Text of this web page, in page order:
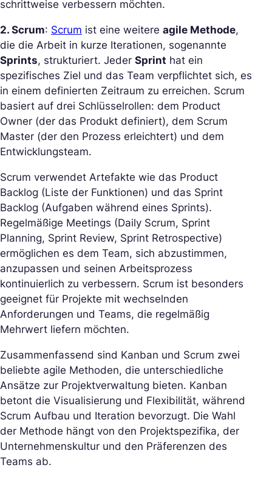
schrittweise verbessern möchten.
2. Scrum: Scrum ist eine weitere agile Methode,
die die Arbeit in kurze Iterationen, sogenannte
Sprints, strukturiert. Jeder Sprint hat ein
spezifisches Ziel und das Team verpflichtet sich, es
in einem definierten Zeitraum zu erreichen. Scrum
basiert auf drei Schlüsselrollen: dem Product
Owner (der das Produkt definiert), dem Scrum
Master (der den Prozess erleichtert) und dem
Entwicklungsteam.
Scrum verwendet Artefakte wie das Product
Backlog (Liste der Funktionen) und das Sprint
Backlog (Aufgaben während eines Sprints).
Regelmäßige Meetings (Daily Scrum, Sprint
Planning, Sprint Review, Sprint Retrospective)
ermöglichen es dem Team, sich abzustimmen,
anzupassen und seinen Arbeitsprozess
kontinuierlich zu verbessern. Scrum ist besonders
geeignet für Projekte mit wechselnden
Anforderungen und Teams, die regelmäßig
Mehrwert liefern möchten.
Zusammenfassend sind Kanban und Scrum zwei
beliebte agile Methoden, die unterschiedliche
Ansätze zur Projektverwaltung bieten. Kanban
betont die Visualisierung und Flexibilität, während
Scrum Aufbau und Iteration bevorzugt. Die Wahl
der Methode hängt von den Projektspezifika, der
Unternehmenskultur und den Präferenzen des
Teams ab.